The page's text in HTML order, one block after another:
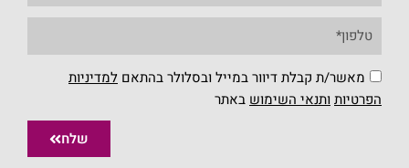
מאשר/ת קבלת דיוור במייל ובסלולר בהתאם למדיניות
הפרטיות ותנאי השימוש באתר
שלח